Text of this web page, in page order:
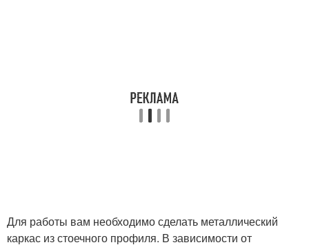
Для работы вам необходимо сделать металлический
каркас из стоечного профиля. В зависимости от